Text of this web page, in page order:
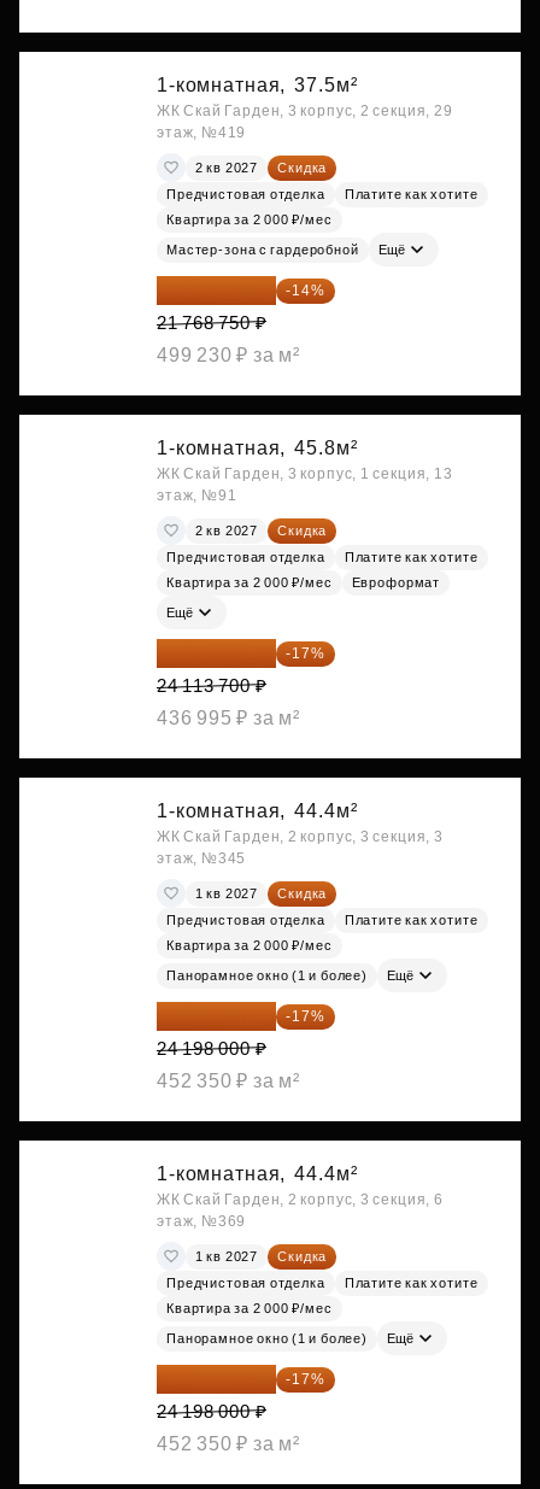
1-комнатная, 37.5м²
ЖК Скай Гарден, 3 корпус, 2 секция, 29
этаж, №419
2 кв 2027
Скидка
Предчистовая отделка
Платите как хотите
Квартира за 2 000 ₽/мес
Мастер-зона с гардеробной Ещё
18 721 125 ₽ -14%
21 768 750 ₽
499 230 ₽ за м²
1-комнатная, 45.8м²
ЖК Скай Гарден, 3 корпус, 1 секция, 13
этаж, №91
2 кв 2027
Скидка
Предчистовая отделка
Платите как хотите
Квартира за 2 000 ₽/мес
Евроформат
Ещё
20 014 371 ₽ -17%
24 113 700 ₽
436 995 ₽ за м²
1-комнатная, 44.4м²
ЖК Скай Гарден, 2 корпус, 3 секция, 3
этаж, №345
1 кв 2027
Скидка
Предчистовая отделка
Платите как хотите
Квартира за 2 000 ₽/мес
Панорамное окно (1 и более) Ещё
20 084 340 ₽ -17%
24 198 000 ₽
452 350 ₽ за м²
1-комнатная, 44.4м²
ЖК Скай Гарден, 2 корпус, 3 секция, 6
этаж, №369
1 кв 2027
Скидка
Предчистовая отделка
Платите как хотите
Квартира за 2 000 ₽/мес
Панорамное окно (1 и более) Ещё
20 084 340 ₽ -17%
24 198 000 ₽
452 350 ₽ за м²